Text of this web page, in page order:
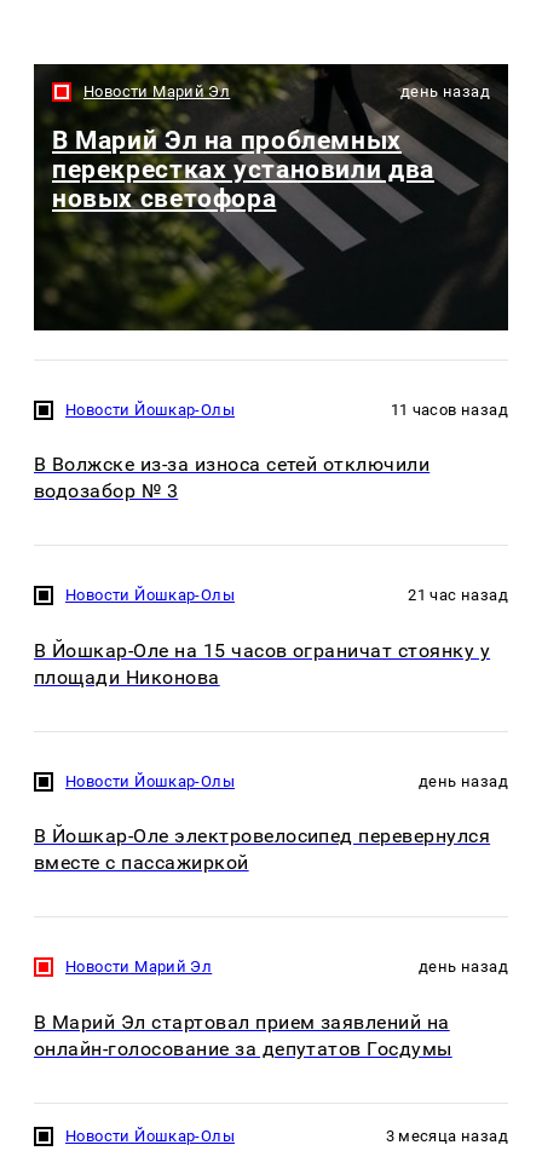
Новости Марий Эл день назад
В Марий Эл на проблемных
перекрестках установили два
новых светофора
Новости Йошкар-Олы 11 часов назад
В Волжске из-за износа сетей отключили
водозабор № 3
Новости Йошкар-Олы 21 час назад
В Йошкар-Оле на 15 часов ограничат стоянку у
площади Никонова
Новости Йошкар-Олы день назад
В Йошкар-Оле электровелосипед перевернулся
вместе с пассажиркой
Новости Марий Эл день назад
В Марий Эл стартовал прием заявлений на
онлайн-голосование за депутатов Госдумы
Новости Йошкар-Олы 3 месяца назад